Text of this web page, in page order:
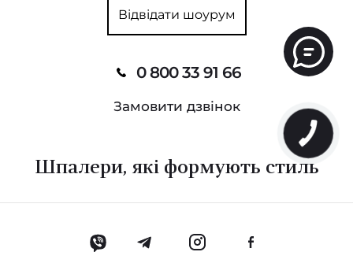
Відвідати шоурум
0 800 33 91 66
Замовити дзвінок
Шпалери, які формують стиль